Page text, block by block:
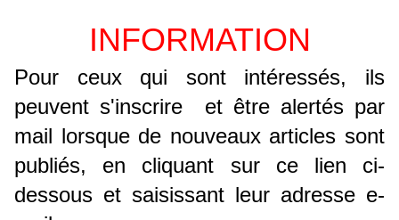
INFORMATION
Pour ceux qui sont intéressés, ils
peuvent s'inscrire et être alertés par
mail lorsque de nouveaux articles sont
publiés, en cliquant sur ce lien ci-
dessous et saisissant leur adresse e-